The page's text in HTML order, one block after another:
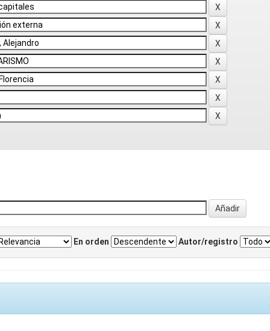
En orden Autor/registro